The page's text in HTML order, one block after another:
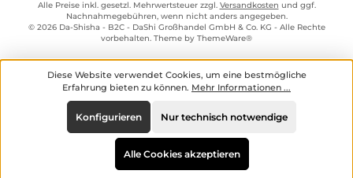
Alle Preise inkl. gesetzl. Mehrwertsteuer zzgl. Versandkosten und ggf.
Nachnahmegebühren, wenn nicht anders angegeben.
© 2026 Da-Shisha - B2C - DaShi Großhandel GmbH & Co. KG - Alle Rechte
vorbehalten. Theme by ThemeWare®
Diese Website verwendet Cookies, um eine bestmögliche
Erfahrung bieten zu können. Mehr Informationen ...
Nur technisch notwendige
Konfigurieren
Alle Cookies akzeptieren